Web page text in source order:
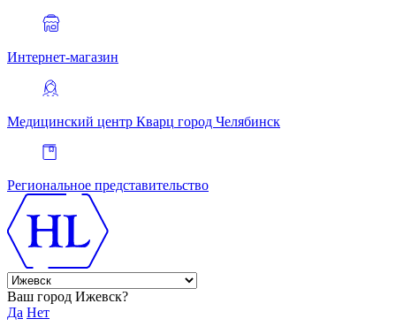
Интернет-магазин
Медицинский центр Кварц город Челябинск
Региональное представительство
Ваш город Ижевск?
Да Нет